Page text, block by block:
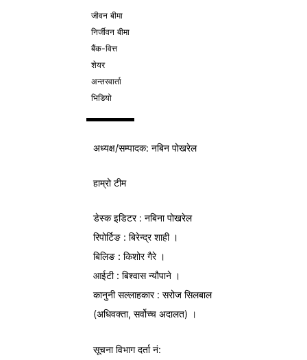
जीवन बीमा
निर्जीवन बीमा
बैंक-वित्त
शेयर
अन्तरवार्ता
भिडियो
अध्यक्ष/सम्पादक: नबिन पोखरेल
हाम्रो टीम
डेस्क इडिटर : नबिना पोखरेल
रिपोर्टिङ : बिरेन्द्र शाही ।
बिलिङ : किशोर गैरे ।
आईटी : बिश्वास न्यौपाने ।
कानुनी सल्लाहकार : सरोज सिलबाल
(अधिवक्ता, सर्वोच्च अदालत) ।
सूचना विभागदर्ता नं: